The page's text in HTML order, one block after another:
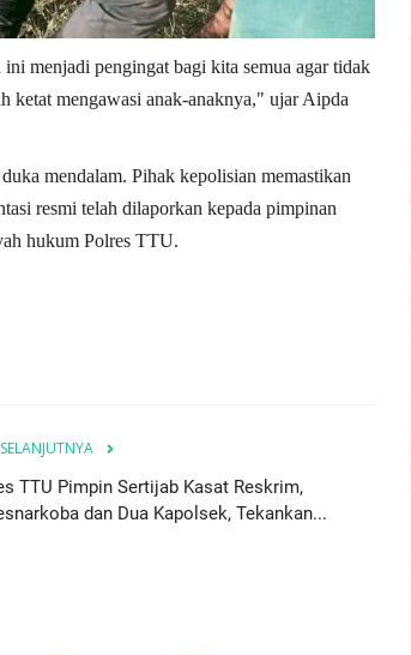
menjadi pengingat bagi kita semua agar tidak
ketat mengawasi anak-anaknya," ujar Aipda
mendalam. Pihak kepolisian memastikan
resmi telah dilaporkan kepada pimpinan
hukum Polres TTU.
TTU Pimpin Sertijab Kasat Reskrim,
dan Dua Kapolsek, Tekankan...